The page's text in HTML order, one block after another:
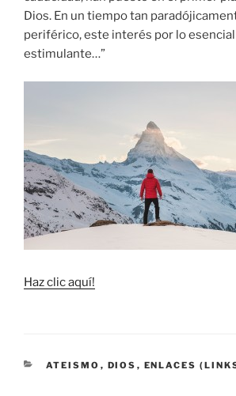
Dios. En un tiempo tan
periférico, este interés por lo
estimulante…”
Haz clic aquí!
CATEGORÍAS
ATEISMO , DIOS , ENLACES